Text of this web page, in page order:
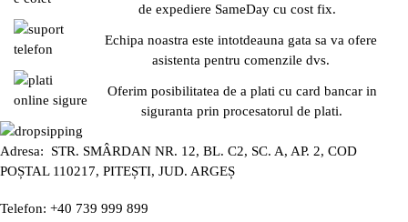
de expediere SameDay cu cost fix.
Echipa noastra este intotdeauna gata sa va ofere
asistenta pentru comenzile dvs.
Oferim posibilitatea de a plati cu card bancar in
siguranta prin procesatorul de plati.
Adresa: STR. SMÂRDAN NR. 12, BL. C2, SC. A, AP. 2, COD
POȘTAL 110217, PITEȘTI, JUD. ARGEȘ
Telefon: +40 739 999 899